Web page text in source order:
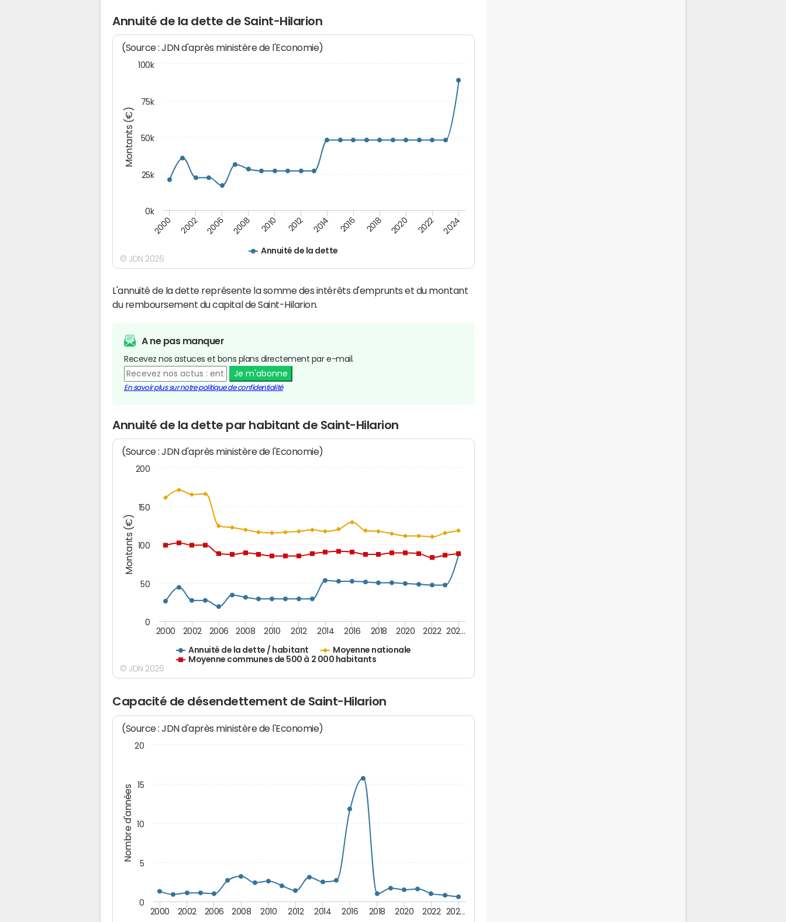
Annuité de la dette de Saint-Hilarion
Montants (€)
(Source : JDN d'après ministère de l'Economie)
Annuité de la dette
2000 2002 2006 2008 2010 2012 2014 2016 2018 2020 2022 2024
0k
100k
25k
50k
75k
© JDN 2026
L'annuité de la dette représente la somme des intérêts d'emprunts et du montant
du remboursement du capital de Saint-Hilarion.
A ne pas manquer
Recevez nos astuces et bons plans directement par e-mail.
Je m'abonne
En savoir plus sur notre politique de confidentialité
Annuité de la dette par habitant de Saint-Hilarion
Montants (€)
(Source : JDN d'après ministère de l'Economie)
Annuité de la dette / habitant
Moyenne nationale
Moyenne communes de 500 à 2 000 habitants
2000 2002 2006 2008 2010 2012 2014 2016 2018 2020 2022 202…
0
50
100
150
200
© JDN 2026
Capacité de désendettement de Saint-Hilarion
Nombre d'années
(Source : JDN d'après ministère de l'Economie)
2000 2002 2006 2008 2010 2012 2014 2016 2018 2020 2022 202…
0
5
10
15
20